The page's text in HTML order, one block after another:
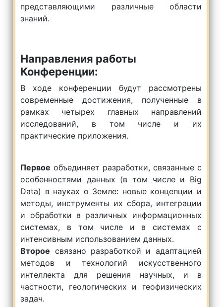
представляющими различные области
знаний.
Направления работы
Конференции:
В ходе конференции будут рассмотрены
современные достижения, полученные в
рамках четырех главных направлений
исследований, в том числе и их
практические приложения.
Первое объединяет разработки, связанные с
особенностями данных (в том числе и Big
Data) в науках о Земле: новые концепции и
методы, инструменты их сбора, интеграции
и обработки в различных информационных
системах, в том числе и в системах с
интенсивным использованием данных.
Второе связано разработкой и адаптацией
методов и технологий искусственного
интеллекта для решения научных, и в
частности, геологических и геофизических
задач.